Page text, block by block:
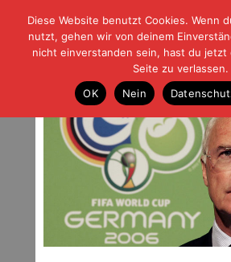
| | |BLOG-GFußball und der
HOME|REGELN|IMPRESSUM |
Beiträge mit Schlagwort:
Diese Website benutzt Cookies. Wenn
nutzt, gehen wir von deinem
nicht einverstanden sein, hast du jetzt
Seite zu verlassen.
OK
Nein